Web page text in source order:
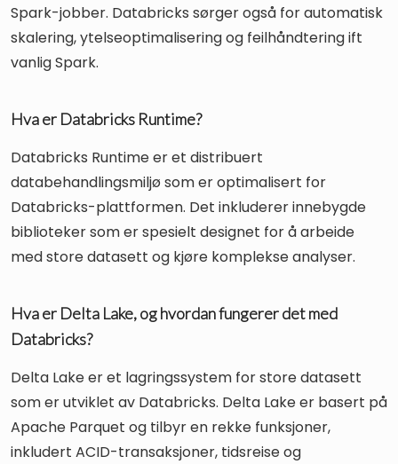
Spark-jobber. Databricks sørger også for automatisk
skalering, ytelseoptimalisering og feilhåndtering ift
vanlig Spark.
Hva er Databricks Runtime?
Databricks Runtime er et distribuert
databehandlingsmiljø som er optimalisert for
Databricks-plattformen. Det inkluderer innebygde
biblioteker som er spesielt designet for å arbeide
med store datasett og kjøre komplekse analyser.
Hva er Delta Lake, og hvordan fungerer det med
Databricks?
Delta Lake er et lagringssystem for store datasett
som er utviklet av Databricks. Delta Lake er basert på
Apache Parquet og tilbyr en rekke funksjoner,
inkludert ACID-transaksjoner, tidsreise og